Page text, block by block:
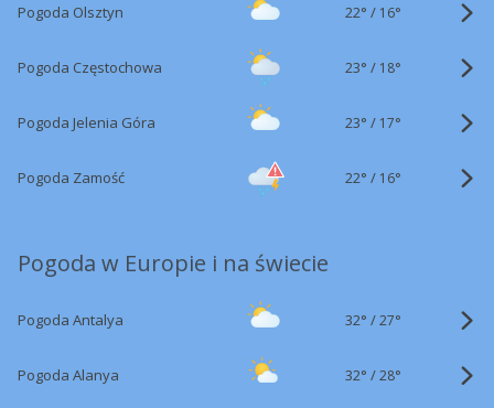
Pogoda Olsztyn 22° / 16°
Pogoda Częstochowa 23° / 18°
Pogoda Jelenia Góra 23° / 17°
Pogoda Zamość 22° / 16°
Pogoda w Europie i na świecie
Pogoda Antalya 32° /27°
Pogoda Alanya 32° /28°